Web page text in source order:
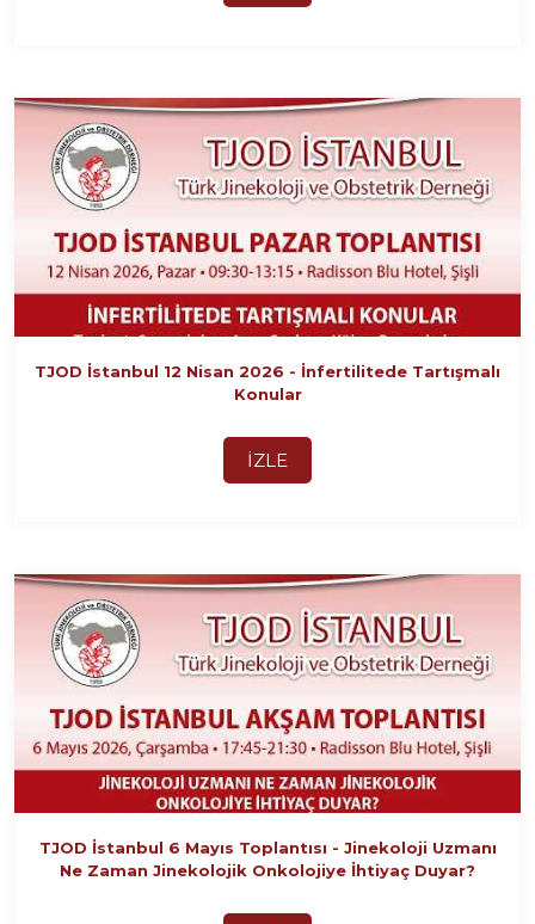
TJOD İstanbul 12 Nisan 2026 - İnfertilitede Tartışmalı
Konular
İZLE
TJOD İstanbul 6 Mayıs Toplantısı - Jinekoloji Uzmanı
Ne Zaman Jinekolojik Onkolojiye İhtiyaç Duyar?